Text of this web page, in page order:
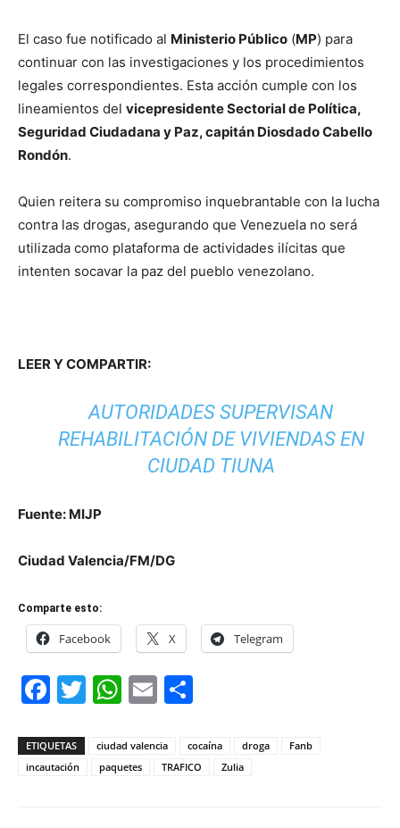
El caso fue notificado al Ministerio Público (MP) para
continuar con las investigaciones y los procedimientos
legales correspondientes. Esta acción cumple con los
lineamientos del vicepresidente Sectorial de Política,
Seguridad Ciudadana y Paz, capitán Diosdado Cabello
Rondón.
Quien reitera su compromiso inquebrantable con la lucha
contra las drogas, asegurando que Venezuela no será
utilizada como plataforma de actividades ilícitas que
intenten socavar la paz del pueblo venezolano.
LEER Y COMPARTIR:
AUTORIDADES SUPERVISAN
REHABILITACIÓN DE VIVIENDAS EN
CIUDAD TIUNA
Fuente: MIJP
Ciudad Valencia/FM/DG
Comparte esto:
Facebook X Telegram
Facebook
Twitter
WhatsApp
Email
ETIQUETAS ciudad valencia cocaína droga
Fanb
incautación
paquetes TRAFICO Zulia